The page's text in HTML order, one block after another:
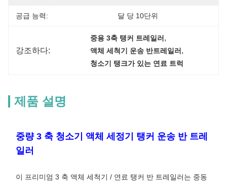
공급 능력: 달 당 10단위
강조하다:
중용 3축 탱커 트레일러 ,
액체 세척기 운송 반트레일러 ,
청소기 탱크가 있는 연료 트럭
제품 설명
중량 3 축 청소기 액체 세정기 탱커 운송 반 트레
일러
이 프리미엄 3 축 액체 세척기 / 연료 탱커 반 트레일러는 중동